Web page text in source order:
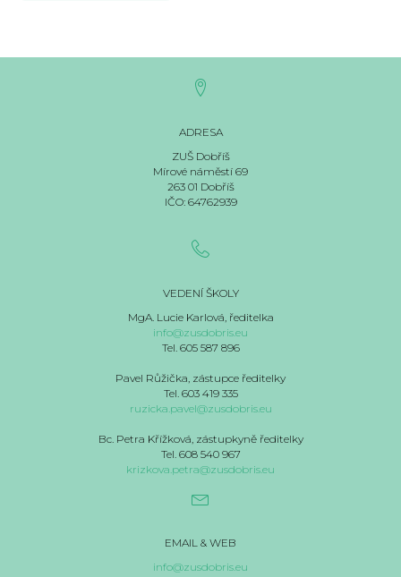
ADRESA
ZUŠ Dobříš
Mírové náměstí 69
263 01 Dobříš
IČO: 64762939
VEDENÍ ŠKOLY
MgA. Lucie Karlová, ředitelka
info@zusdobris.eu
Tel. 605 587 896
Pavel Růžička, zástupce ředitelky
Tel. 603 419 335
ruzicka.pavel@zusdobris.eu
Bc. Petra Křížková, zástupkyně ředitelky
Tel. 608 540 967
krizkova.petra@zusdobris.eu
EMAIL & WEB
info@zusdobris.eu